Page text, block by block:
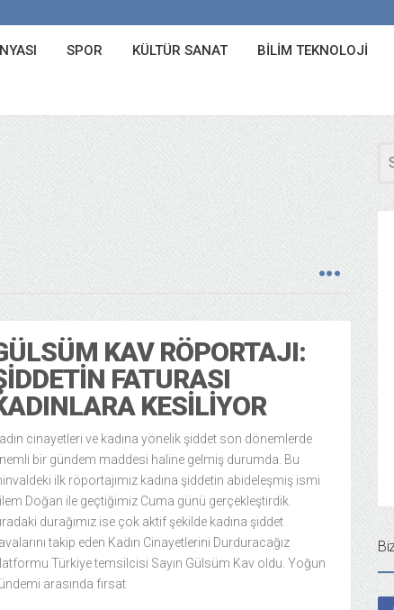
SPOR KÜLTÜR SANAT BILIM TEKNOLOJI
KAV RÖPORTAJI:
FATURASI
KESILIYOR
cinayetleri ve kadına yönelik şiddet son dönemlerde
bir gündem maddesi haline gelmiş durumda. Bu
ilk röportajımız kadına şiddetin abideleşmiş ismi
Doğan ile geçtiğimiz Cuma günü gerçekleştirdik.
durağımız ise çok aktif şekilde kadına şiddet
takip eden Kadın Cinayetlerini Durduracağız
Türkiye temsilcisi Sayın Gülsüm Kav oldu. Yoğun
arasında fırsat